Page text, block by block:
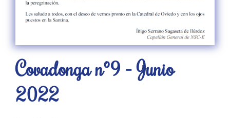
Covadonga nº9 - Junio
2022